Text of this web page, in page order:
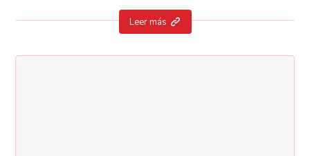
Leer más